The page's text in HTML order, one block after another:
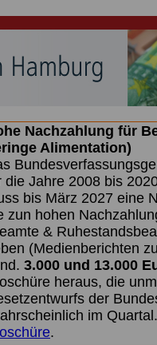
Nachzahlung für
Alimentation)
die Jahre 2008 bis
bis März 2027 eine
zun hohen
&
(Medienberichten
3.000 und 13.000
heraus, die
der
im
.